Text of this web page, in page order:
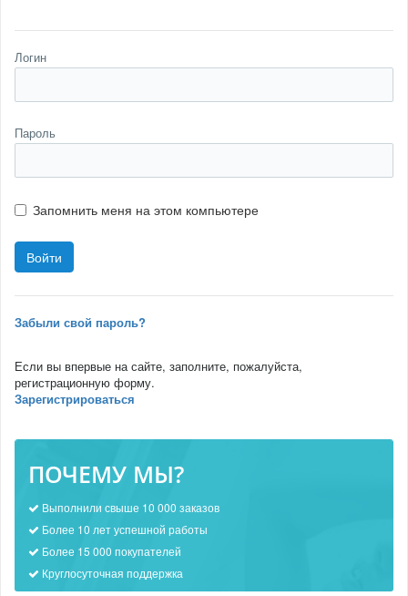
Логин
Пароль
Запомнить меня на этом компьютере
Забыли свой пароль?
Если вы впервые на сайте, заполните, пожалуйста,
регистрационную форму.
Зарегистрироваться
ПОЧЕМУ МЫ?
Выполнили свыше 10 000 заказов
Более 10 лет успешной работы
Более 15 000 покупателей
Круглосуточная поддержка